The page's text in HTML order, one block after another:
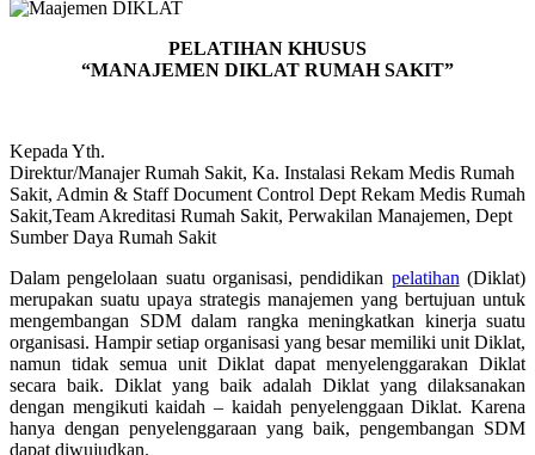
PELATIHAN KHUSUS
“MANAJEMEN DIKLAT RUMAH SAKIT”
Kepada Yth.
Direktur/Manajer Rumah Sakit, Ka. Instalasi Rekam Medis Rumah
Sakit, Admin & Staff Document Control Dept Rekam Medis Rumah
Sakit,Team Akreditasi Rumah Sakit, Perwakilan Manajemen, Dept
Sumber Daya Rumah Sakit
Dalam pengelolaan suatu organisasi, pendidikan pelatihan (Diklat)
merupakan suatu upaya strategis manajemen yang bertujuan untuk
mengembangan SDM dalam rangka meningkatkan kinerja suatu
organisasi. Hampir setiap organisasi yang besar memiliki unit Diklat,
namun tidak semua unit Diklat dapat menyelenggarakan Diklat
secara baik. Diklat yang baik adalah Diklat yang dilaksanakan
dengan mengikuti kaidah – kaidah penyelenggaan Diklat. Karena
hanya dengan penyelenggaraan yang baik, pengembangan SDM
dapat diwujudkan.